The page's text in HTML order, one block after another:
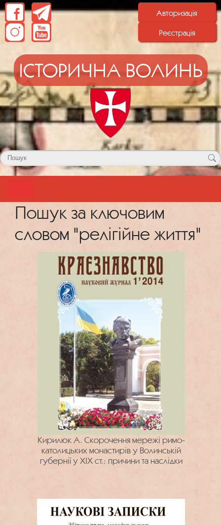
Авторизація
Реєстрація
ІСТОРИЧНА ВОЛИНЬ
Пошук за ключовим
словом "релігійне життя"
Кирилюк А. Скорочення мережі римо-
католицьких монастирів у Волинській
губернії у ХІХ ст.: причини та наслідки